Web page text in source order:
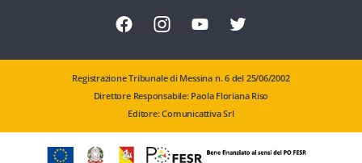
Registrazione Tribunale di Messina n. 6 del 25/06/2002
Direttore Responsabile: Paola Floriana Riso
Editore: Comunicattiva Srl